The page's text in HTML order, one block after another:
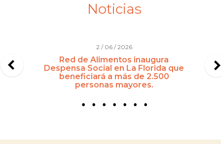
Noticias
2 / 06 / 2026
Red de Alimentos inaugura
Despensa Social en La Florida que
beneficiará a más de 2.500
personas mayores.